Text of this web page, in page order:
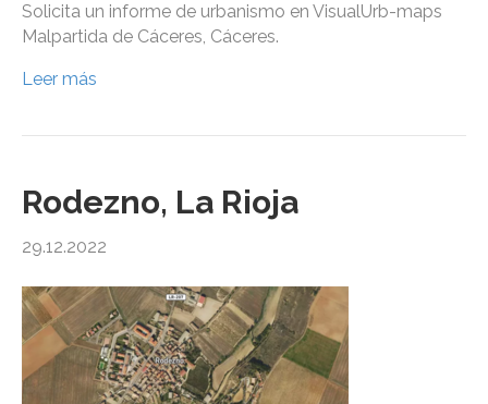
Solicita un informe de urbanismo en VisualUrb-maps
Malpartida de Cáceres, Cáceres.
Leer más
Rodezno, La Rioja
29.12.2022